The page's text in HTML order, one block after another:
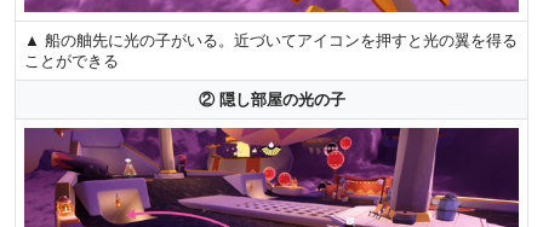
▲ 船の舳先に光の子がいる。近づいてアイコンを押すと光の翼を得る
ことができる
② 隠し部屋の光の子